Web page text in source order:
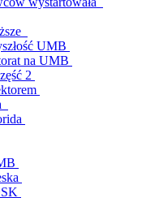
UMB
na UMB
2